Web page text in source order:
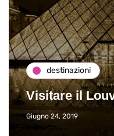
destinazioni
Visitare il
Giugno 24, 2019